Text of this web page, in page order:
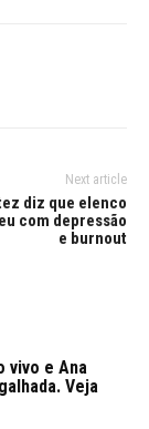
Next article
diz que elenco
com depressão
e burnout
vivo e Ana
Veja